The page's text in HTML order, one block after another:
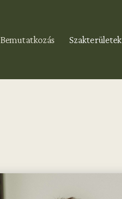
Bemutatkozás Szakterületek